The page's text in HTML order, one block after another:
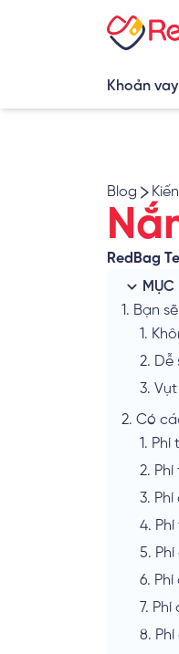
Khoản vay
Vay thế
Vay tín
Vay
Blog
RedBag
MỤC
1. Bạn
1.
2. Dễ
3.
2. Có
1. Phí
2.
3. Phí
4.
5.
6.
7. Phí
8.